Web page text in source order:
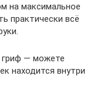
на максимальное
практически всё
гриф — можете
находится внутри